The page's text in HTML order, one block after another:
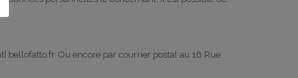
bellofatto.fr. Ou encore par courrier postal au 16 Rue